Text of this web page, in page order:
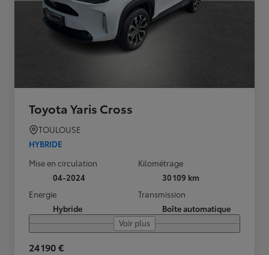
Toyota Yaris Cross
TOULOUSE
HYBRIDE
Mise en circulation
04-2024
Kilométrage
30 109 km
Energie
Hybride
Transmission
Boîte automatique
Voir plus
24 190 €